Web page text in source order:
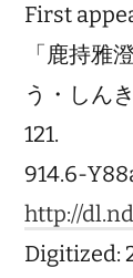
First
「鹿持雅
う・しん
121.
914.6-
http://
Digitized: